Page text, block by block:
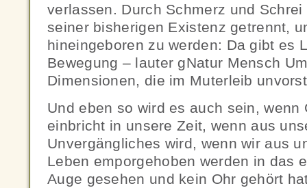
verlassen. Durch Schmerz und
seiner bisherigen Existenz getrennt,
hineingeboren zu werden: Da gibt es
Bewegung – lauter gNatur Mensch
Dimensionen, die im Muterleib
Und eben so wird es auch sein, wenn
einbricht in unsere Zeit, wenn aus
Unvergängliches wird, wenn wir aus
Leben emporgehoben werden in das
Auge gesehen und kein Ohr gehört